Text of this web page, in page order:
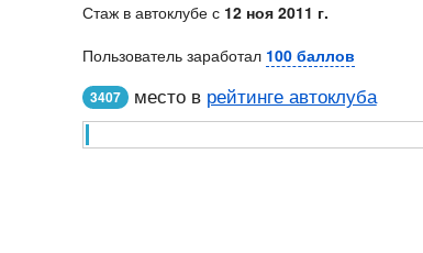
Стаж в автоклубе с 12 ноя 2011 г.
Пользователь заработал 100 баллов
3407 место в рейтинге автоклуба